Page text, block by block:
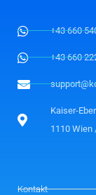
+43 660
+43 660
Kaiser-
1110 Wien
Kontakt